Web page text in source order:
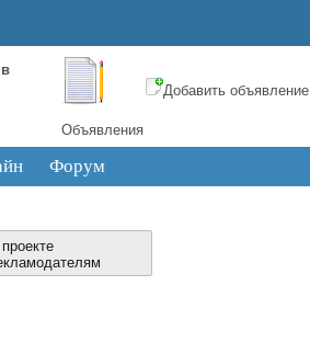
Объявления
Добавить объявление
Форум